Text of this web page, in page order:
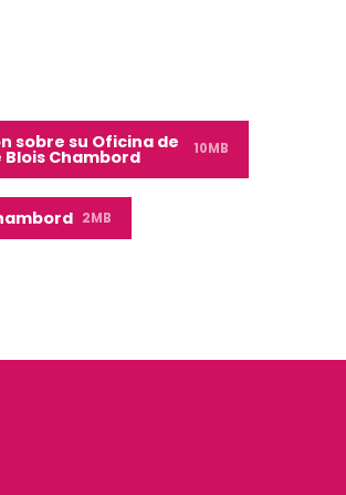
sobre su Oficina de
Blois Chambord 10MB
2MB